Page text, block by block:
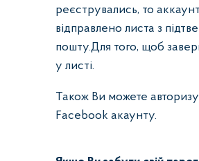
реєструвались, то
відправлено листа з
пошту.Для того, щоб
у листі.
Також Ви можете
Facebook акаунту.